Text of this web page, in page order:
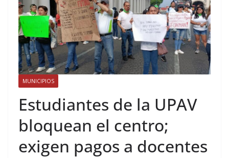
MUNICIPIOS
Estudiantes de la UPAV
bloquean el centro;
exigen pagos a docentes